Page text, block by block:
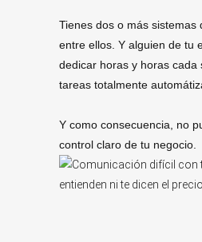
Tienes dos o más sistemas
entre ellos. Y alguien de tu
dedicar horas y horas cada
tareas totalmente
Y como consecuencia, no
control claro de tu negocio.